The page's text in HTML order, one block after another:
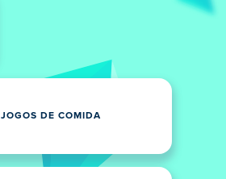
JOGOS DE COMIDA